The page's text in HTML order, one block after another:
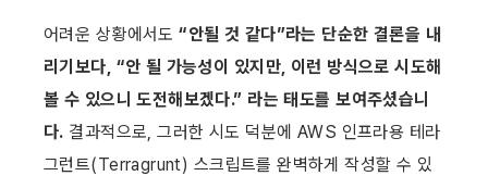
어려운 상황에서도 “안될 것 같다”라는 단순한 결론을 내
리기보다, “안 될 가능성이 있지만, 이런 방식으로 시도해
볼 수 있으니 도전해보겠다.” 라는 태도를 보여주셨습니
다. 결과적으로, 그러한 시도 덕분에 AWS 인프라용 테라
그런트(Terragrunt) 스크립트를 완벽하게 작성할 수 있